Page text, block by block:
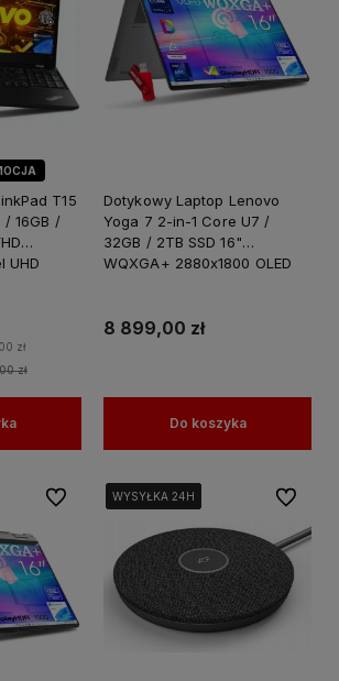
T15
/ 16GB /
UHD
zł
zł
Dotykowy Laptop Lenovo
Yoga 7 2-in-1 Core U7 /
32GB / 2TB SSD 16"
WQXGA+ 2880x1800 OLED
11 / do Grafiki Projektowania
8 899,00 zł
Do koszyka
Do ulubionychWYSYŁKA 24H
WYSYŁKA 24H
WYSYŁKA 24H
WYSYŁKA 24H Do